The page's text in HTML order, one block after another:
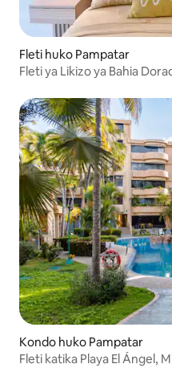
Fleti huko Pampatar
Fleti ya Likizo ya Bahia
Kondo huko Pampatar
Fleti katika Playa El Ángel,